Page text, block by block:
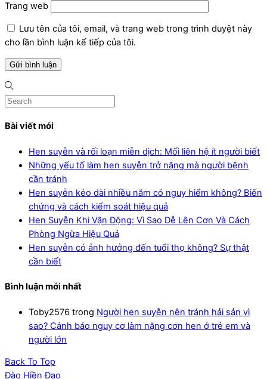
Trang web
Lưu tên của tôi, email, và trang web trong trình duyệt này
cho lần bình luận kế tiếp của tôi.
Bài viết mới
Hen suyễn và rối loạn miễn dịch: Mối liên hệ ít người biết
Những yếu tố làm hen suyễn trở nặng mà người bệnh
cần tránh
Hen suyễn kéo dài nhiều năm có nguy hiểm không? Biến
chứng và cách kiểm soát hiệu quả
Hen Suyễn Khi Vận Động: Vì Sao Dễ Lên Cơn Và Cách
Phòng Ngừa Hiệu Quả
Hen suyễn có ảnh hưởng đến tuổi thọ không? Sự thật
cần biết
Bình luận mới nhất
Toby2576 trong Người hen suyễn nên tránh hải sản vì
sao? Cảnh báo nguy cơ làm nặng cơn hen ở trẻ em và
người lớn
Back To Top
Đào Hiền Đạo